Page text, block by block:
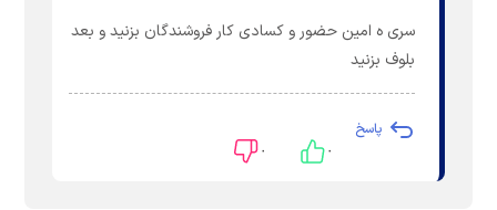
سری ه امین حضور و کسادی کار فروشندگان بزنید و بعد
بلوف بزنید
پاسخ
۰ ۰